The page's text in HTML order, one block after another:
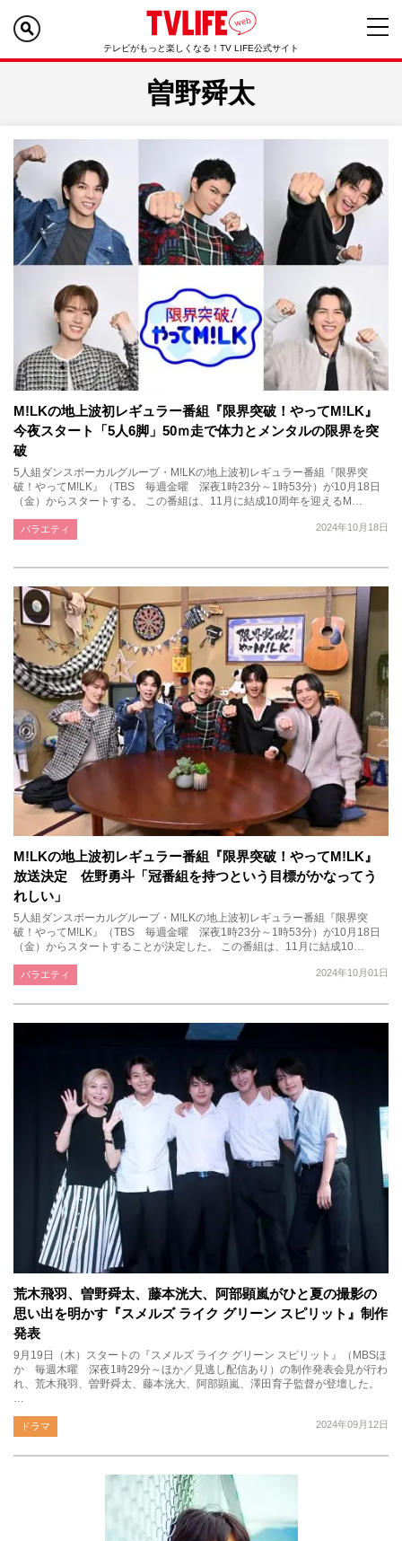
テレビがもっと楽しくなる！TV LIFE公式サイト
曽野舜太
M!LKの地上波初レギュラー番組『限界突破！やってM!LK』
今夜スタート「5人6脚」50ｍ走で体力とメンタルの限界を突
破
5人組ダンスボーカルグループ・M!LKの地上波初レギュラー番組『限界突
破！やってM!LK』（TBS 毎週金曜 深夜1時23分～1時53分）が10月18日
（金）からスタートする。 この番組は、11月に結成10周年を迎えるM…
2024年10月18日
バラエティ
M!LKの地上波初レギュラー番組『限界突破！やってM!LK』
放送決定 佐野勇斗「冠番組を持つという目標がかなってう
れしい」
5人組ダンスボーカルグループ・M!LKの地上波初レギュラー番組『限界突
破！やってM!LK』（TBS 毎週金曜 深夜1時23分～1時53分）が10月18日
（金）からスタートすることが決定した。 この番組は、11月に結成10…
2024年10月01日
バラエティ
荒木飛羽、曽野舜太、藤本洸大、阿部顕嵐がひと夏の撮影の
思い出を明かす『スメルズ ライク グリーン スピリット』制作
発表
9月19日（木）スタートの『スメルズ ライク グリーン スピリット』（MBSほ
か 毎週木曜 深夜1時29分～ほか／見逃し配信あり）の制作発表会見が行わ
れ、荒木飛羽、曽野舜太、藤本洸大、阿部顕嵐、澤田育子監督が登壇した。
2024年09月12日
ドラマ